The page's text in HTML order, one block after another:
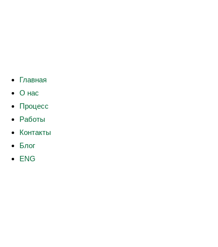
Главная
О нас
Процесс
Работы
Контакты
Блог
ENG